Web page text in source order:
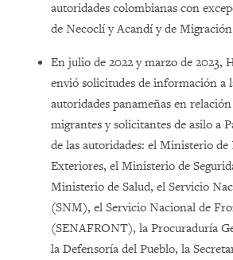
autoridades colombianas con
de Necoclí y Acandí y de
En julio de 2022 y marzo de 2023,
envió solicitudes de información a
autoridades panameñas en
migrantes y solicitantes de asilo a
de las autoridades: el Ministerio de
Exteriores, el Ministerio de
Ministerio de Salud, el Servicio
(SNM), el Servicio Nacional de
(SENAFRONT), la Procuraduría
la Defensoría del Pueblo, la